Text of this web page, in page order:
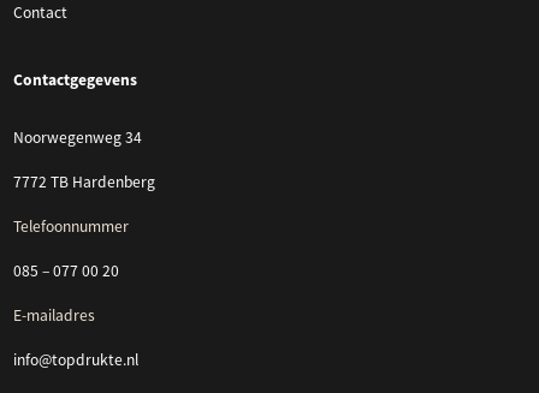
Contact
Contactgegevens
Noorwegenweg 34
7772 TB Hardenberg
Telefoonnummer
085 – 077 00 20
E-mailadres
info@topdrukte.nl